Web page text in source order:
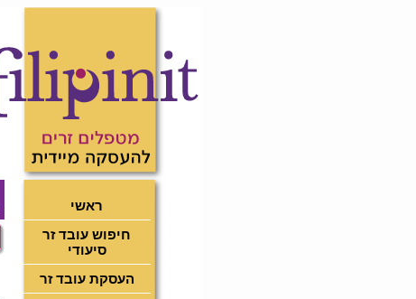
ראשי
חיפוש עובד זר
סיעודי
העסקת עובד זר